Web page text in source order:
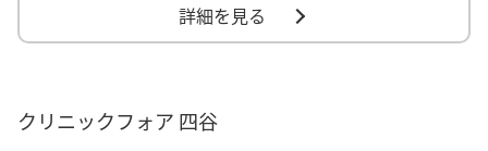
詳細を見る
クリニックフォア 四谷